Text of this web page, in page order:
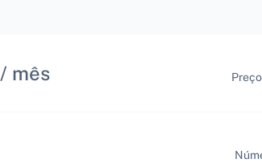
/ mês